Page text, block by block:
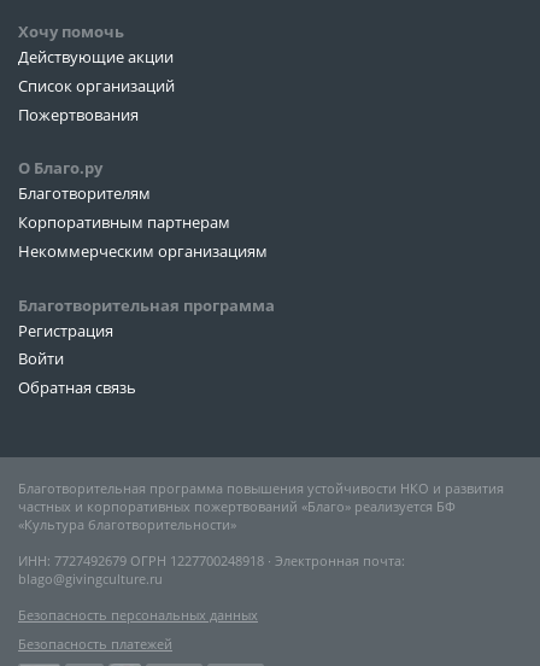
Хочу помочь
Действующие акции
Список организаций
Пожертвования
О Благо.ру
Благотворителям
Корпоративным партнерам
Некоммерческим организациям
Благотворительная программа
Регистрация
Войти
Обратная связь
Благотворительная программа повышения устойчивости НКО и развития
частных и корпоративных пожертвований «Благо» реализуется БФ
«Культура благотворительности»
ИНН: 7727492679 ОГРН 1227700248918 ∙ Электронная почта:
blago@givingculture.ru
Безопасность персональных данных
Безопасность платежей